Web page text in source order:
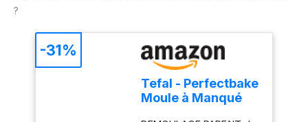
?
Tefal - Perfectbake
Moule à Manqué
-31%